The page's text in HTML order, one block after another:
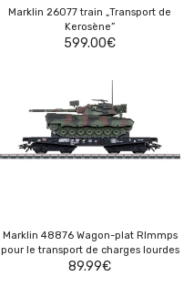
Marklin 26077 train „Transport de
Kerosène”
599.00€
Marklin 48876 Wagon-plat Rlmmps
pour le transport de charges lourdes
89.99€